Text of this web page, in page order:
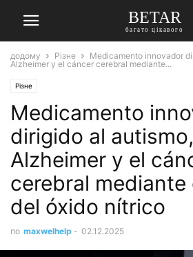
BETAR
багато цікавого
додому Різне
Medicamento innovador
Alzheimer y el cáncer cerebral mediante...
Різне
Medicamento
dirigido al
Alzheimer y el
cerebral mediante
del óxido nítrico
по maxwelhelp - 02.12.2025